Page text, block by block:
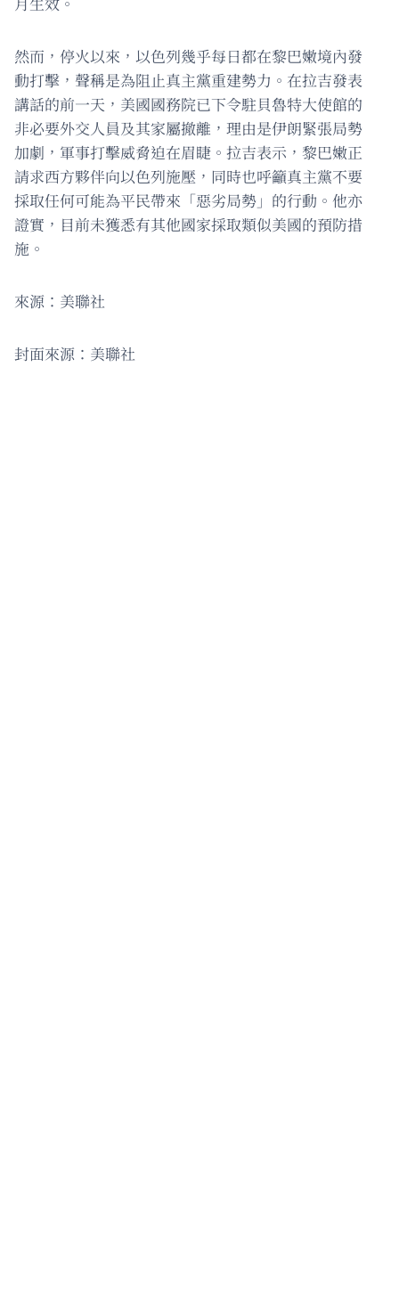
然而，停火以來，以色列幾乎每日都在黎巴嫩境內發
動打擊，聲稱是為阻止真主黨重建勢力。在拉吉發表
講話的前一天，美國國務院已下令駐貝魯特大使館的
非必要外交人員及其家屬撤離，理由是伊朗緊張局勢
加劇，軍事打擊威脅迫在眉睫。拉吉表示，黎巴嫩正
請求西方夥伴向以色列施壓，同時也呼籲真主黨不要
採取任何可能為平民帶來「惡劣局勢」的行動。他亦
證實，目前未獲悉有其他國家採取類似美國的預防措
施。
來源：美聯社
封面來源：美聯社